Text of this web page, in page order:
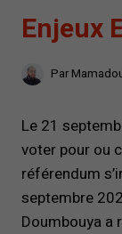
Enjeux
Par
Le 21
voter pour ou
référendum
septembre
Doumbouya a